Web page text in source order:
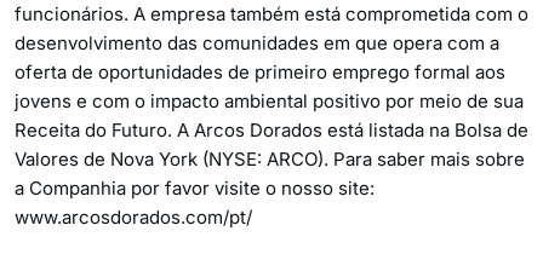
funcionários. A empresa também está comprometida com o
desenvolvimento das comunidades em que opera com a
oferta de oportunidades de primeiro emprego formal aos
jovens e com o impacto ambiental positivo por meio de sua
Receita do Futuro. A Arcos Dorados está listada na Bolsa de
Valores de Nova York (NYSE: ARCO). Para saber mais sobre
a Companhia por favor visite o nosso site:
www.arcosdorados.com/pt/